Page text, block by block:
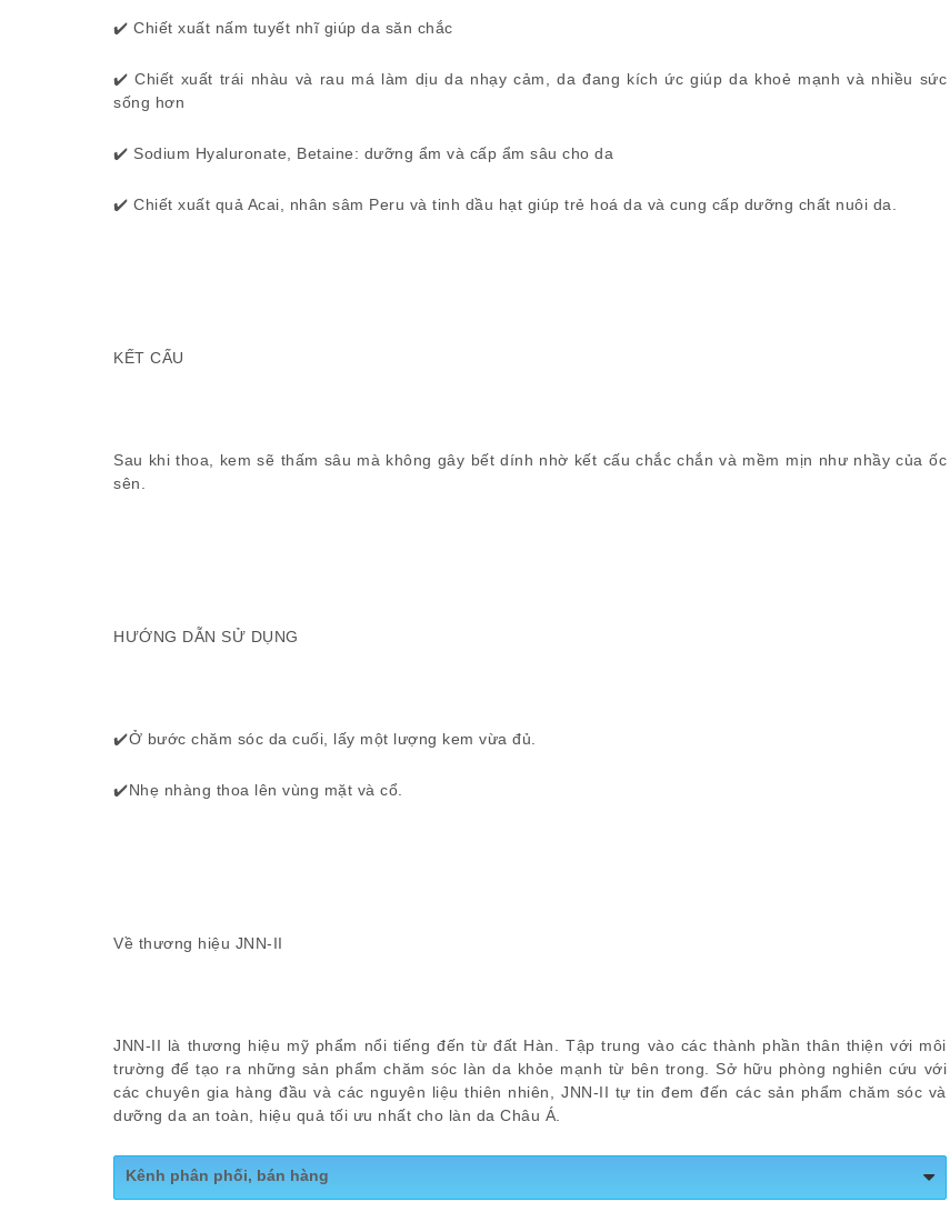
✔️ Chiết xuất nấm tuyết nhĩ giúp da săn chắc
✔️ Chiết xuất trái nhàu và rau má làm dịu da nhạy cảm, da đang kích ức giúp da khoẻ mạnh và nhiều sức
sống hơn
✔️ Sodium Hyaluronate, Betaine: dưỡng ẩm và cấp ẩm sâu cho da
✔️ Chiết xuất quả Acai, nhân sâm Peru và tinh dầu hạt giúp trẻ hoá da và cung cấp dưỡng chất nuôi da.
KẾT CẤU
Sau khi thoa, kem sẽ thấm sâu mà không gây bết dính nhờ kết cấu chắc chắn và mềm mịn như nhầy của ốc
sên.
HƯỚNG DẪN SỬ DỤNG
✔️Ở bước chăm sóc da cuối, lấy một lượng kem vừa đủ.
✔️Nhẹ nhàng thoa lên vùng mặt và cổ.
Về thương hiệu JNN-II
JNN-II là thương hiệu mỹ phẩm nổi tiếng đến từ đất Hàn. Tập trung vào các thành phần thân thiện với môi
trường để tạo ra những sản phẩm chăm sóc làn da khỏe mạnh từ bên trong. Sở hữu phòng nghiên cứu với
các chuyên gia hàng đầu và các nguyên liệu thiên nhiên, JNN-II tự tin đem đến các sản phẩm chăm sóc và
dưỡng da an toàn, hiệu quả tối ưu nhất cho làn da Châu Á.
Kênh phân phối, bán hàng